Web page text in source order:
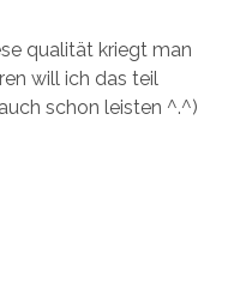
qualität kriegt man
will ich das teil
schon leisten ^.^)